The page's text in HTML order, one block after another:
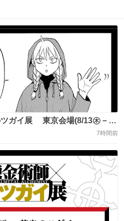
ガイ展 東京会場(8/13㊍－
立体
t.co/1DiO3BKsLe
7時間前